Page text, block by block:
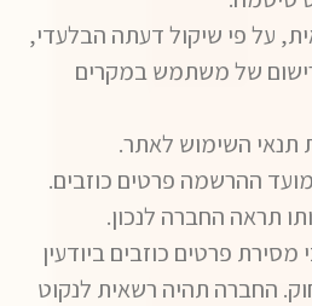
על פי שיקול דעתה הבלעדי,
של משתמש במקרים
השימוש לאתר.
ההרשמה פרטים כוזבים.
תראה החברה לנכון.
פרטים כוזבים ביודעין
החברה תהיה רשאית לנקוט